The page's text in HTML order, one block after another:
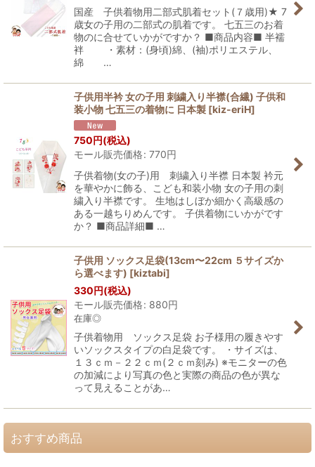
国産 子供着物用二部式肌着セット(７歳用)★ 7
歳女の子用の二部式の肌着です。 七五三のお着
物のに合せていかがですか？ ■商品内容■ 半襦
袢 ・素材：(身頃)綿、(袖)ポリエステル、
綿 …
子供用半衿 女の子用 刺繍入り半襟(合繊) 子供和
装小物 七五三の着物に 日本製 [kiz-eriH]
750円(税込)
モール販売価格: 770円
子供着物(女の子)用 刺繍入り半襟 日本製 衿元
を華やかに飾る、こども和装小物 女の子用の刺
繍入り半襟です。 生地はしぼか細かく高級感の
ある一越ちりめんです。 子供着物にいかがです
か？ ■商品詳細■ …
子供用 ソックス足袋(13cm〜22cm ５サイズか
ら選べます) [kiztabi]
330円(税込)
モール販売価格: 880円
在庫◎
子供着物用 ソックス足袋 お子様用の履きやす
いソックスタイプの白足袋です。 ・サイズは、
１３ｃｍ－２２ｃｍ(２ｃｍ刻み) ※モニターの色
の加減により写真の色と実際の商品の色が異な
って見えることがあ…
おすすめ商品